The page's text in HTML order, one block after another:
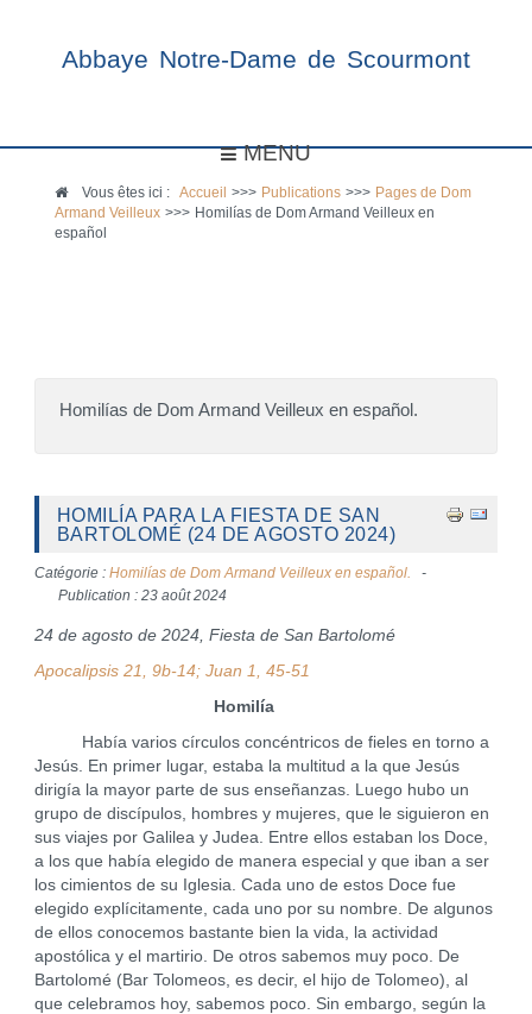
Abbaye Notre-Dame de Scourmont
MENU
Vous êtes ici :Accueil >>> Publications >>> Pages de Dom
Armand Veilleux >>> Homilías de Dom Armand Veilleux en
español
Homilías de Dom Armand Veilleux en español.
HOMILÍA PARA LA FIESTA DE SAN
BARTOLOMÉ (24 DE AGOSTO 2024)
Catégorie : Homilías de Dom Armand Veilleux en español.
Publication : 23 août 2024
24 de agosto de 2024, Fiesta de San Bartolomé
Apocalipsis 21, 9b-14; Juan 1, 45-51
Homilía
Había varios círculos concéntricos de fieles en torno a
Jesús. En primer lugar, estaba la multitud a la que Jesús
dirigía la mayor parte de sus enseñanzas. Luego hubo un
grupo de discípulos, hombres y mujeres, que le siguieron en
sus viajes por Galilea y Judea. Entre ellos estaban los Doce,
a los que había elegido de manera especial y que iban a ser
los cimientos de su Iglesia. Cada uno de estos Doce fue
elegido explícitamente, cada uno por su nombre. De algunos
de ellos conocemos bastante bien la vida, la actividad
apostólica y el martirio. De otros sabemos muy poco. De
Bartolomé (Bar Tolomeos, es decir, el hijo de Tolomeo), al
que celebramos hoy, sabemos poco. Sin embargo, según la